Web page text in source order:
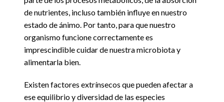
de nutrientes, incluso también influye en nuestro
estado de ánimo. Por tanto, para que nuestro
organismo funcione correctamente es
imprescindible cuidar de nuestra microbiota y
alimentarla bien.
Existen factores extrínsecos que pueden afectar a
ese equilibrio y diversidad de las especies